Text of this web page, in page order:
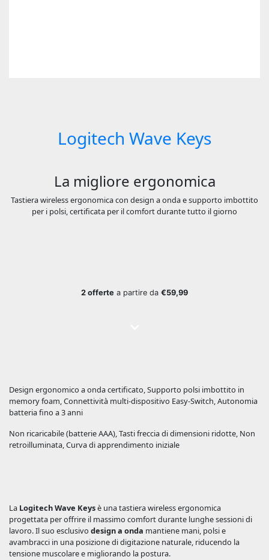
Logitech Wave Keys
La migliore ergonomica
Tastiera wireless ergonomica con design a onda e supporto imbottito
per i polsi, certificata per il comfort durante tutto il giorno
2 offerte a partire da €59,99
Design ergonomico a onda certificato, Supporto polsi imbottito in
memory foam, Connettività multi-dispositivo Easy-Switch, Autonomia
batteria fino a 3 anni
Non ricaricabile (batterie AAA), Tasti freccia di dimensioni ridotte, Non
retroilluminata, Curva di apprendimento iniziale
La Logitech Wave Keysè una tastiera wireless ergonomica
progettata per offrire il massimo comfort durante lunghe sessioni di
lavoro. Il suo esclusivo design a onda mantiene mani, polsi e
avambracci in una posizione di digitazione naturale, riducendo la
tensione muscolare e migliorando la postura.